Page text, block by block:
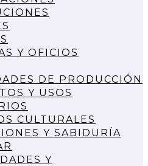
Y OFICIOS
DE PRODUCCIÓN
Y USOS
CULTURALES
Y SABIDURÍA
Y